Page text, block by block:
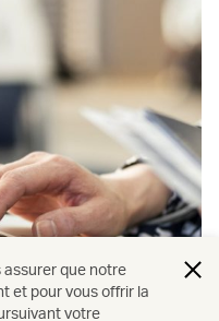
assurer que notre
et pour vous offrir la
votre